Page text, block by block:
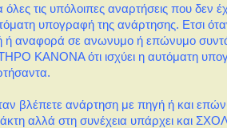
όλες τις υπόλοιπες αναρτήσεις που δεν
υπογραφή της ανάρτησης. Ετσι
ή αναφορά σε ανωνυμο ή επώνυμο
ΚΑΝΟΝΑ ότι ισχύει η αυτόματη
βλέπετε ανάρτηση με πηγή ή και
αλλά στη συνέχεια υπάρχει και